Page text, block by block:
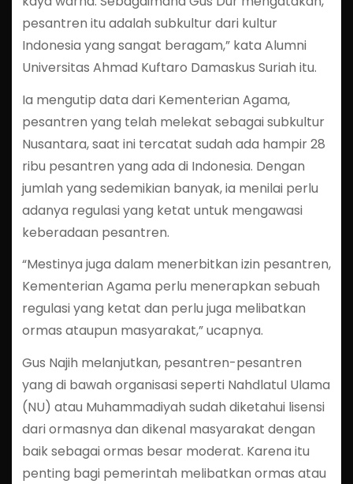
pesantren itu adalah subkultur dari kultur
Indonesia yang sangat beragam,” kata Alumni
Universitas Ahmad Kuftaro Damaskus Suriah itu.
Ia mengutip data dari Kementerian Agama,
pesantren yang telah melekat sebagai subkultur
Nusantara, saat ini tercatat sudah ada hampir 28
ribu pesantren yang ada di Indonesia. Dengan
jumlah yang sedemikian banyak, ia menilai perlu
adanya regulasi yang ketat untuk mengawasi
keberadaan pesantren.
“Mestinya juga dalam menerbitkan izin pesantren,
Kementerian Agama perlu menerapkan sebuah
regulasi yang ketat dan perlu juga melibatkan
ormas ataupun masyarakat,” ucapnya.
Gus Najih melanjutkan, pesantren-pesantren
yang di bawah organisasi seperti Nahdlatul Ulama
(NU) atau Muhammadiyah sudah diketahui lisensi
dari ormasnya dan dikenal masyarakat dengan
baik sebagai ormas besar moderat. Karena itu
penting bagi pemerintah melibatkan ormas atau